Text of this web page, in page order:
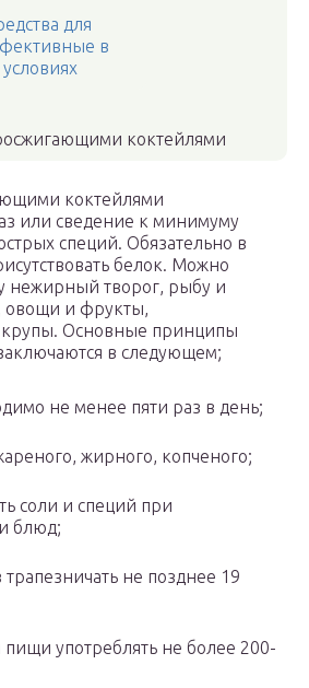
для
в
коктейлями
коктейлями
или сведение к минимуму
специй. Обязательно в
белок. Можно
нежирный творог, рыбу и
овощи и фрукты,
Основные принципы
в следующем;
не менее пяти раз в день;
жирного, копченого;
соли и специй при
блюд;
не позднее 19
употреблять не более 200-